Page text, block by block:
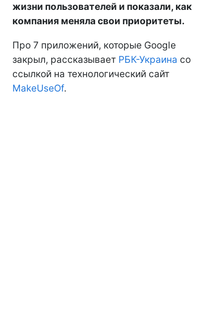
жизни пользователей и показали, как
компания меняла свои приоритеты.
Про 7 приложений, которые Google
закрыл, рассказывает РБК-Украина со
ссылкой на технологический сайт
MakeUseOf.